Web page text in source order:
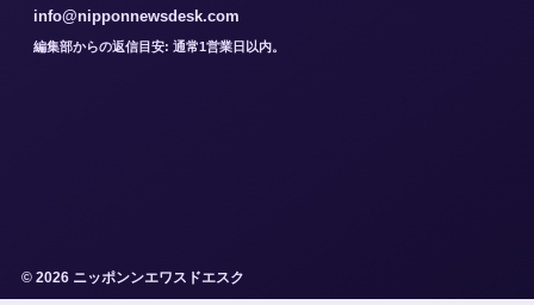
info@nipponnewsdesk.com
編集部からの返信目安: 通常1営業日以内。
© 2026 ニッポンンエワスドエスク